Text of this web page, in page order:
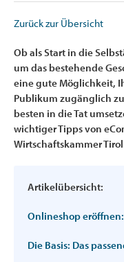
Zurück zur Übersicht
Ob als Start in die
um das bestehende
eine gute Möglichkeit,
Publikum zugänglich
besten in die Tat
wichtiger Tipps von
Wirtschaftskammer
Artikelübersicht:
Onlineshop
Die Basis: Das